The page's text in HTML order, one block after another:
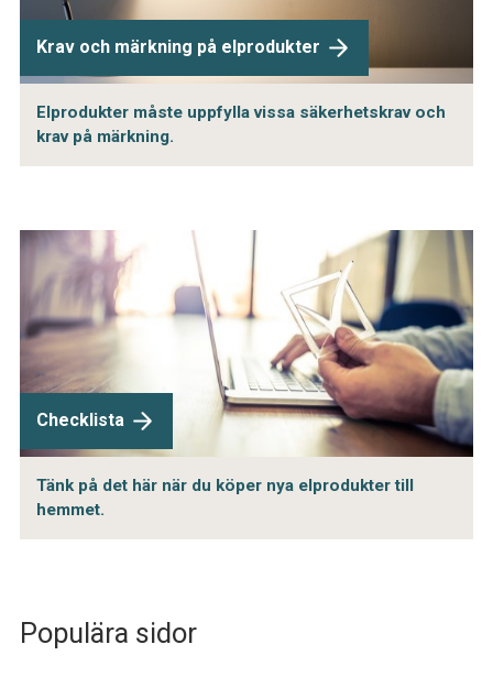
Krav och märkning på elprodukter
Elprodukter måste uppfylla vissa säkerhetskrav och
krav på märkning.
Checklista
Tänk på det här när du köper nya elprodukter till
hemmet.
Populära sidor